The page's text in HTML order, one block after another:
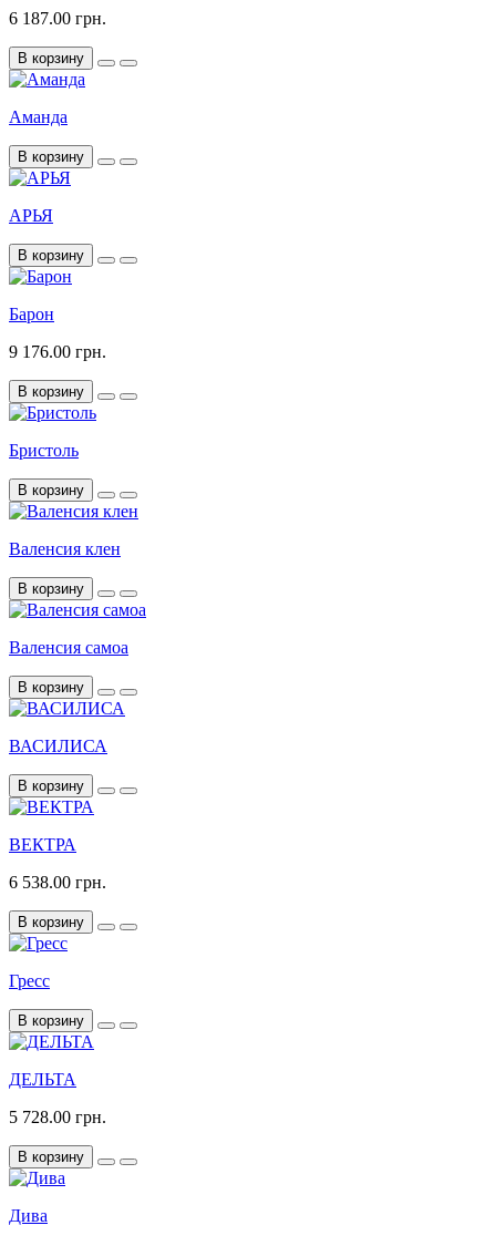
6 187.00 грн.
В корзину
Аманда
В корзину
АРЬЯ
В корзину
Барон
9 176.00 грн.
В корзину
Бристоль
В корзину
Валенсия клен
В корзину
Валенсия самоа
В корзину
ВАСИЛИСА
В корзину
ВЕКТРА
6 538.00 грн.
В корзину
Гресс
В корзину
ДЕЛЬТА
5 728.00 грн.
В корзину
Дива